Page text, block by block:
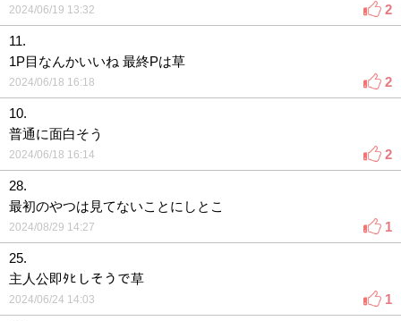
2024/06/19 13:32 2
11.
1P目なんかいいね 最終Pは草
2024/06/18 16:18 2
10.
普通に面白そう
2024/06/18 16:14 2
28.
最初のやつは見てないことにしとこ
2024/08/29 14:27 1
25.
主人公即ﾀﾋしそうで草
2024/06/24 14:03 1